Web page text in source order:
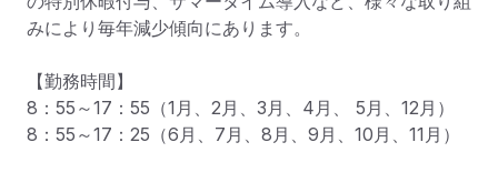
みにより毎年減少傾向にあります。
【勤務時間】
8：55～17：55（1月、2月、3月、4月、 5月、12月）
8：55～17：25（6月、7月、8月、9月、10月、11月）